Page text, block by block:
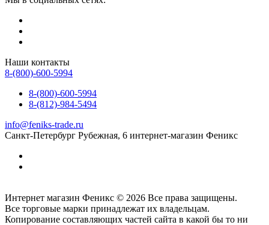
Наши контакты
8-(800)-600-5994
8-(800)-600-5994
8-(812)-984-5494
info@feniks-trade.ru
Санкт-Петербург Рубежная, 6 интернет-магазин Феникс
Интернет магазин Феникс © 2026 Все права защищены.
Все торговые марки принадлежат их владельцам.
Копирование составляющих частей сайта в какой бы то ни